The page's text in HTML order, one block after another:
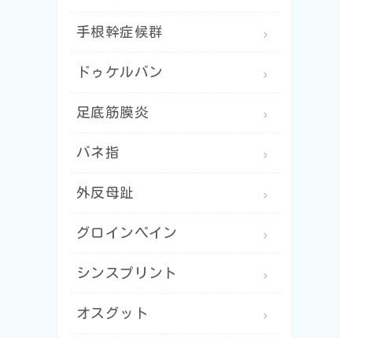
手根幹症候群
ドゥケルバン
足底筋膜炎
バネ指
外反母趾
グロインペイン
シンスプリント
オスグット